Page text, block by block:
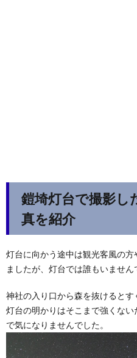
鎧埼灯台で撮影し
真を紹介
灯台に向かう途中は観光客風の
ましたが、灯台では誰もいません
神社の入り口から森を抜けるとす
灯台の明かりはそこまで強くな
で気になりませんでした。